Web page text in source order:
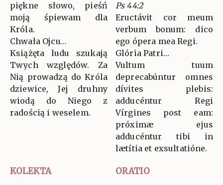
piękne słowo, pieśń
moją śpiewam dla
Króla.
Chwała Ojcu…
Książęta ludu szukają
Twych względów. Za
Nią prowadzą do Króla
dziewice, Jej druhny
wiodą do Niego z
radością i weselem.
Ps 44:2
Eructávit cor meum
verbum bonum: dico
ego ópera mea Regi.
Glória Patri…
Vultum tuum
deprecabúntur omnes
dívites plebis:
adducéntur Regi
Vírgines post eam:
próximæ ejus
adducéntur tibi in
lætítia et exsultatióne.
KOLEKTA ORATIO